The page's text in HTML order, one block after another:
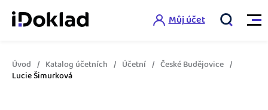
Vlastnosti
Můj účet
Úvod Katalog účetních Účetní
České Budějovice
Lucie Šimurková